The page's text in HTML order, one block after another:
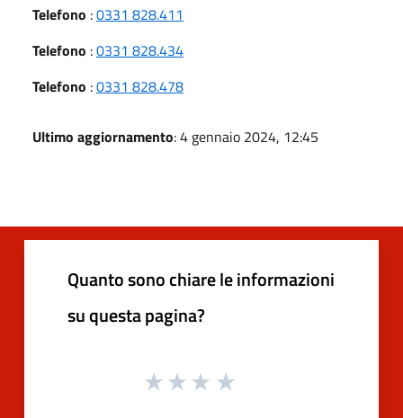
Telefono :0331 828.411
Telefono :0331 828.434
Telefono :0331 828.478
Ultimo aggiornamento: 4 gennaio 2024, 12:45
Quanto sono chiare le informazioni
su questa pagina?